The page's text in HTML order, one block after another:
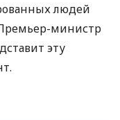
людей
министр
эту